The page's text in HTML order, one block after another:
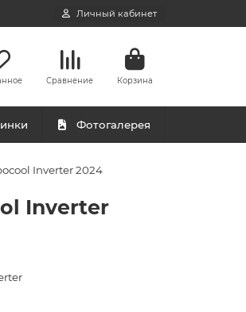
Личный кабинет
Сравнение Корзина
Фотогалерея
Inverter 2024
Inverter